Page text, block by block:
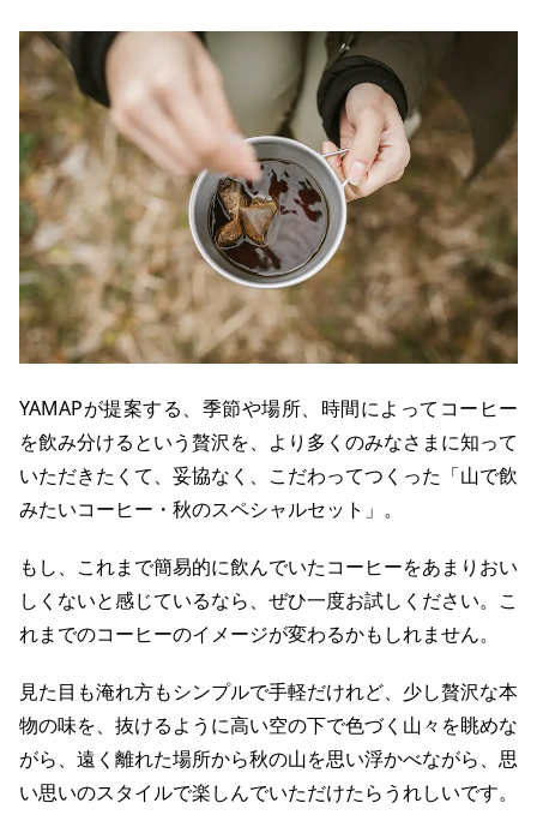
YAMAPが提案する、季節や場所、時間によってコーヒー
を飲み分けるという贅沢を、より多くのみなさまに知って
いただきたくて、妥協なく、こだわってつくった「山で飲
みたいコーヒー・秋のスペシャルセット」。
もし、これまで簡易的に飲んでいたコーヒーをあまりおい
しくないと感じているなら、ぜひ一度お試しください。こ
れまでのコーヒーのイメージが変わるかもしれません。
見た目も淹れ方もシンプルで手軽だけれど、少し贅沢な本
物の味を、抜けるように高い空の下で色づく山々を眺めな
がら、遠く離れた場所から秋の山を思い浮かべながら、思
い思いのスタイルで楽しんでいただけたらうれしいです。